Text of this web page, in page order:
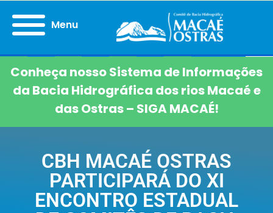
Menu
Conheça nosso Sistema de Informações
da Bacia Hidrográfica dos rios Macaé e
das Ostras – SIGA MACAÉ!
CBH MACAÉ OSTRAS
PARTICIPARÁ DO XI
ENCONTRO ESTADUAL